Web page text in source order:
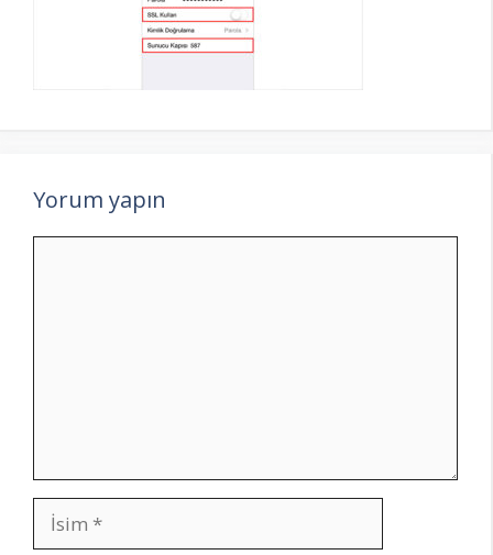
Yorum yapın
İsim